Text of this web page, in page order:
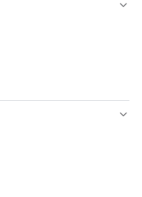
u dziewcząt i młodych kobiet.